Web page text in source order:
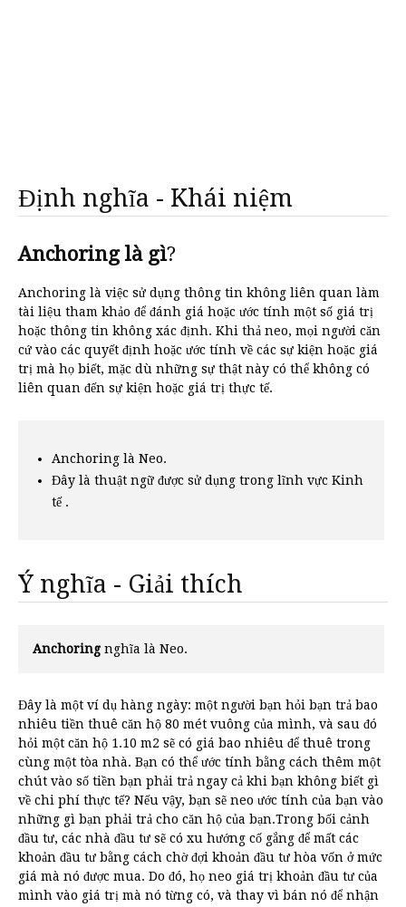
Định nghĩa - Khái niệm
Anchoring là gì?
Anchoring là việc sử dụng thông tin không liên quan làm
tài liệu tham khảo để đánh giá hoặc ước tính một số giá trị
hoặc thông tin không xác định. Khi thả neo, mọi người căn
cứ vào các quyết định hoặc ước tính về các sự kiện hoặc giá
trị mà họ biết, mặc dù những sự thật này có thể không có
liên quan đến sự kiện hoặc giá trị thực tế.
Anchoring là Neo.
Đây là thuật ngữ được sử dụng trong lĩnh vực Kinh
tế .
Ý nghĩa - Giải thích
Anchoring nghĩa là Neo.
Đây là một ví dụ hàng ngày: một người bạn hỏi bạn trả bao
nhiêu tiền thuê căn hộ 80 mét vuông của mình, và sau đó
hỏi một căn hộ 1.10 m2 sẽ có giá bao nhiêu để thuê trong
cùng một tòa nhà. Bạn có thể ước tính bằng cách thêm một
chút vào số tiền bạn phải trả ngay cả khi bạn không biết gì
về chi phí thực tế? Nếu vậy, bạn sẽ neo ước tính của bạn vào
những gì bạn phải trả cho căn hộ của bạn.Trong bối cảnh
đầu tư, các nhà đầu tư sẽ có xu hướng cố gắng để mất các
khoản đầu tư bằng cách chờ đợi khoản đầu tư hòa vốn ở mức
giá mà nó được mua. Do đó, họ neo giá trị khoản đầu tư của
mình vào giá trị mà nó từng có, và thay vì bán nó để nhận